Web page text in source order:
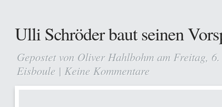
Ulli Schröder baut seinen
Gepostet von Oliver Hahlbohm am Freitag,
Eisboule | Keine Kommentare